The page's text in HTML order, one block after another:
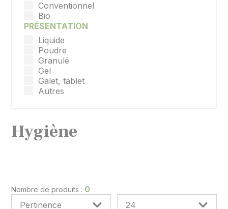
Conventionnel
Bio
PRÉSENTATION
Liquide
Poudre
Granulé
Gel
Galet, tablet
Autres
Hygiène
Nombre de produits : 0